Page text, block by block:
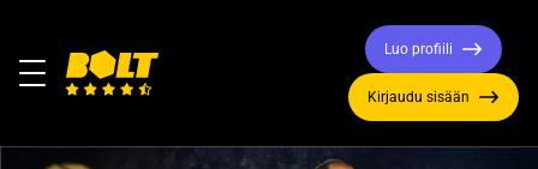
Valikko
etusivulle
Luo profiili
Kirjaudu sisään